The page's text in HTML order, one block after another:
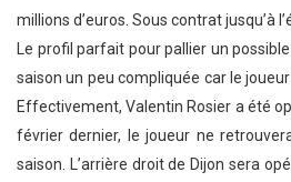
millions d’euros. Sous contrat jusqu’à
Le profil parfait pour pallier un
saison un peu compliquée car le
Effectivement, Valentin Rosier a été
février dernier, le joueur ne
saison. L’arrière droit de Dijon sera